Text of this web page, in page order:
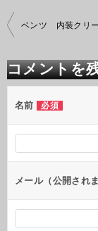
投
稿
ビ
ゲ
ー
シ
ン
ベンツ 内装クリ
コメントを
名前 必須
メール（公開され